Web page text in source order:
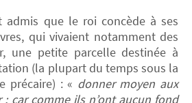
admis que le roi concède à ses
qui vivaient notamment des
une petite parcelle destinée à
(la plupart du temps sous la
précaire) : « donner moyen aux
car comme ils n’ont aucun fond